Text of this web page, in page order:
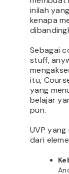
inilah
kenapa
Sebagai
stuff,
itu,
yang
belajar
pun.
UVP
dari